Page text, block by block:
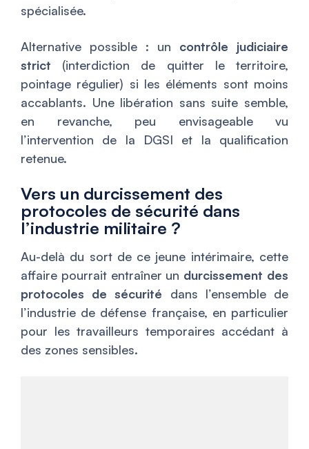
spécialisée.
Alternative possible : un contrôle judiciaire
strict (interdiction de quitter le territoire,
pointage régulier) si les éléments sont moins
accablants. Une libération sans suite semble,
en revanche, peu envisageable vu
l’intervention de la DGSI et la qualification
retenue.
Vers un durcissement des
protocoles de sécurité dans
l’industrie militaire ?
Au-delà du sort de ce jeune intérimaire, cette
affaire pourrait entraîner un durcissement des
protocoles de sécurité dans l’ensemble de
l’industrie de défense française, en particulier
pour les travailleurs temporaires accédant à
des zones sensibles.